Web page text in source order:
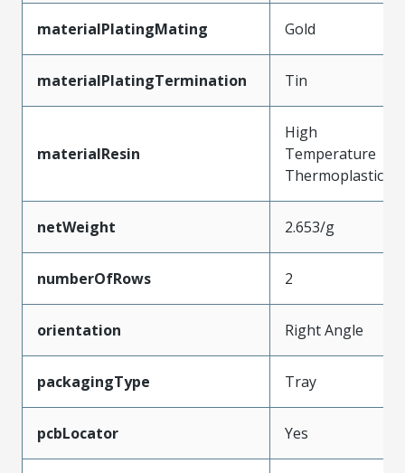
materialPlatingMating Gold
materialPlatingTermination Tin
materialResin
High
Temperature
Thermoplastic
netWeight 2.653/g
numberOfRows 2
orientation Right Angle
packagingType Tray
pcbLocator Yes